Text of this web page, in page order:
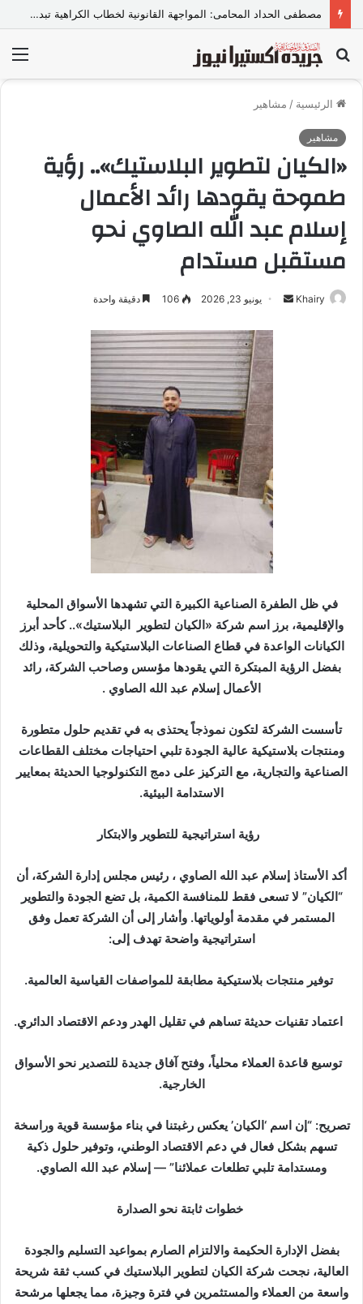
مصطفى الحداد المحامى: المواجهة القانونية لخطاب الكراهية تبدأ بتشريع واضح ووعي مجتمعي
بحث
عن
الرئيسية / مشاهير
مشاهير
«الكيان لتطوير البلاستيك».. رؤية
طموحة يقودها رائد الأعمال
إسلام عبد الله الصاوي نحو
مستقبل مستدام
Khairy
ي
ا
يونيو 23, 2026 106 دقيقة واحدة
في ظل الطفرة الصناعية الكبيرة التي تشهدها الأسواق المحلية
والإقليمية، برز اسم شركة «الكيان لتطوير البلاستيك».. كأحد أبرز
الكيانات الواعدة في قطاع الصناعات البلاستيكية والتحويلية، وذلك
بفضل الرؤية المبتكرة التي يقودها مؤسس وصاحب الشركة، رائد
الأعمال إسلام عبد الله الصاوي .
تأسست الشركة لتكون نموذجاً يحتذى به في تقديم حلول متطورة
ومنتجات بلاستيكية عالية الجودة تلبي احتياجات مختلف القطاعات
الصناعية والتجارية، مع التركيز على دمج التكنولوجيا الحديثة بمعايير
الاستدامة البيئية.
رؤية استراتيجية للتطوير والابتكار
أكد الأستاذ إسلام عبد الله الصاوي ، رئيس مجلس إدارة الشركة، أن
“الكيان” لا تسعى فقط للمنافسة الكمية، بل تضع الجودة والتطوير
المستمر في مقدمة أولوياتها. وأشار إلى أن الشركة تعمل وفق
استراتيجية واضحة تهدف إلى:
توفير منتجات بلاستيكية مطابقة للمواصفات القياسية العالمية.
اعتماد تقنيات حديثة تساهم في تقليل الهدر ودعم الاقتصاد الدائري.
توسيع قاعدة العملاء محلياً، وفتح آفاق جديدة للتصدير نحو الأسواق
الخارجية.
تصريح: “إن اسم ‘الكيان’ يعكس رغبتنا في بناء مؤسسة قوية وراسخة
تسهم بشكل فعال في دعم الاقتصاد الوطني، وتوفير حلول ذكية
ومستدامة تلبي تطلعات عملائنا” — إسلام عبد الله الصاوي.
خطوات ثابتة نحو الصدارة
بفضل الإدارة الحكيمة والالتزام الصارم بمواعيد التسليم والجودة
العالية، نجحت شركة الكيان لتطوير البلاستيك في كسب ثقة شريحة
واسعة من العملاء والمستثمرين في فترة وجيزة، مما يجعلها مرشحة